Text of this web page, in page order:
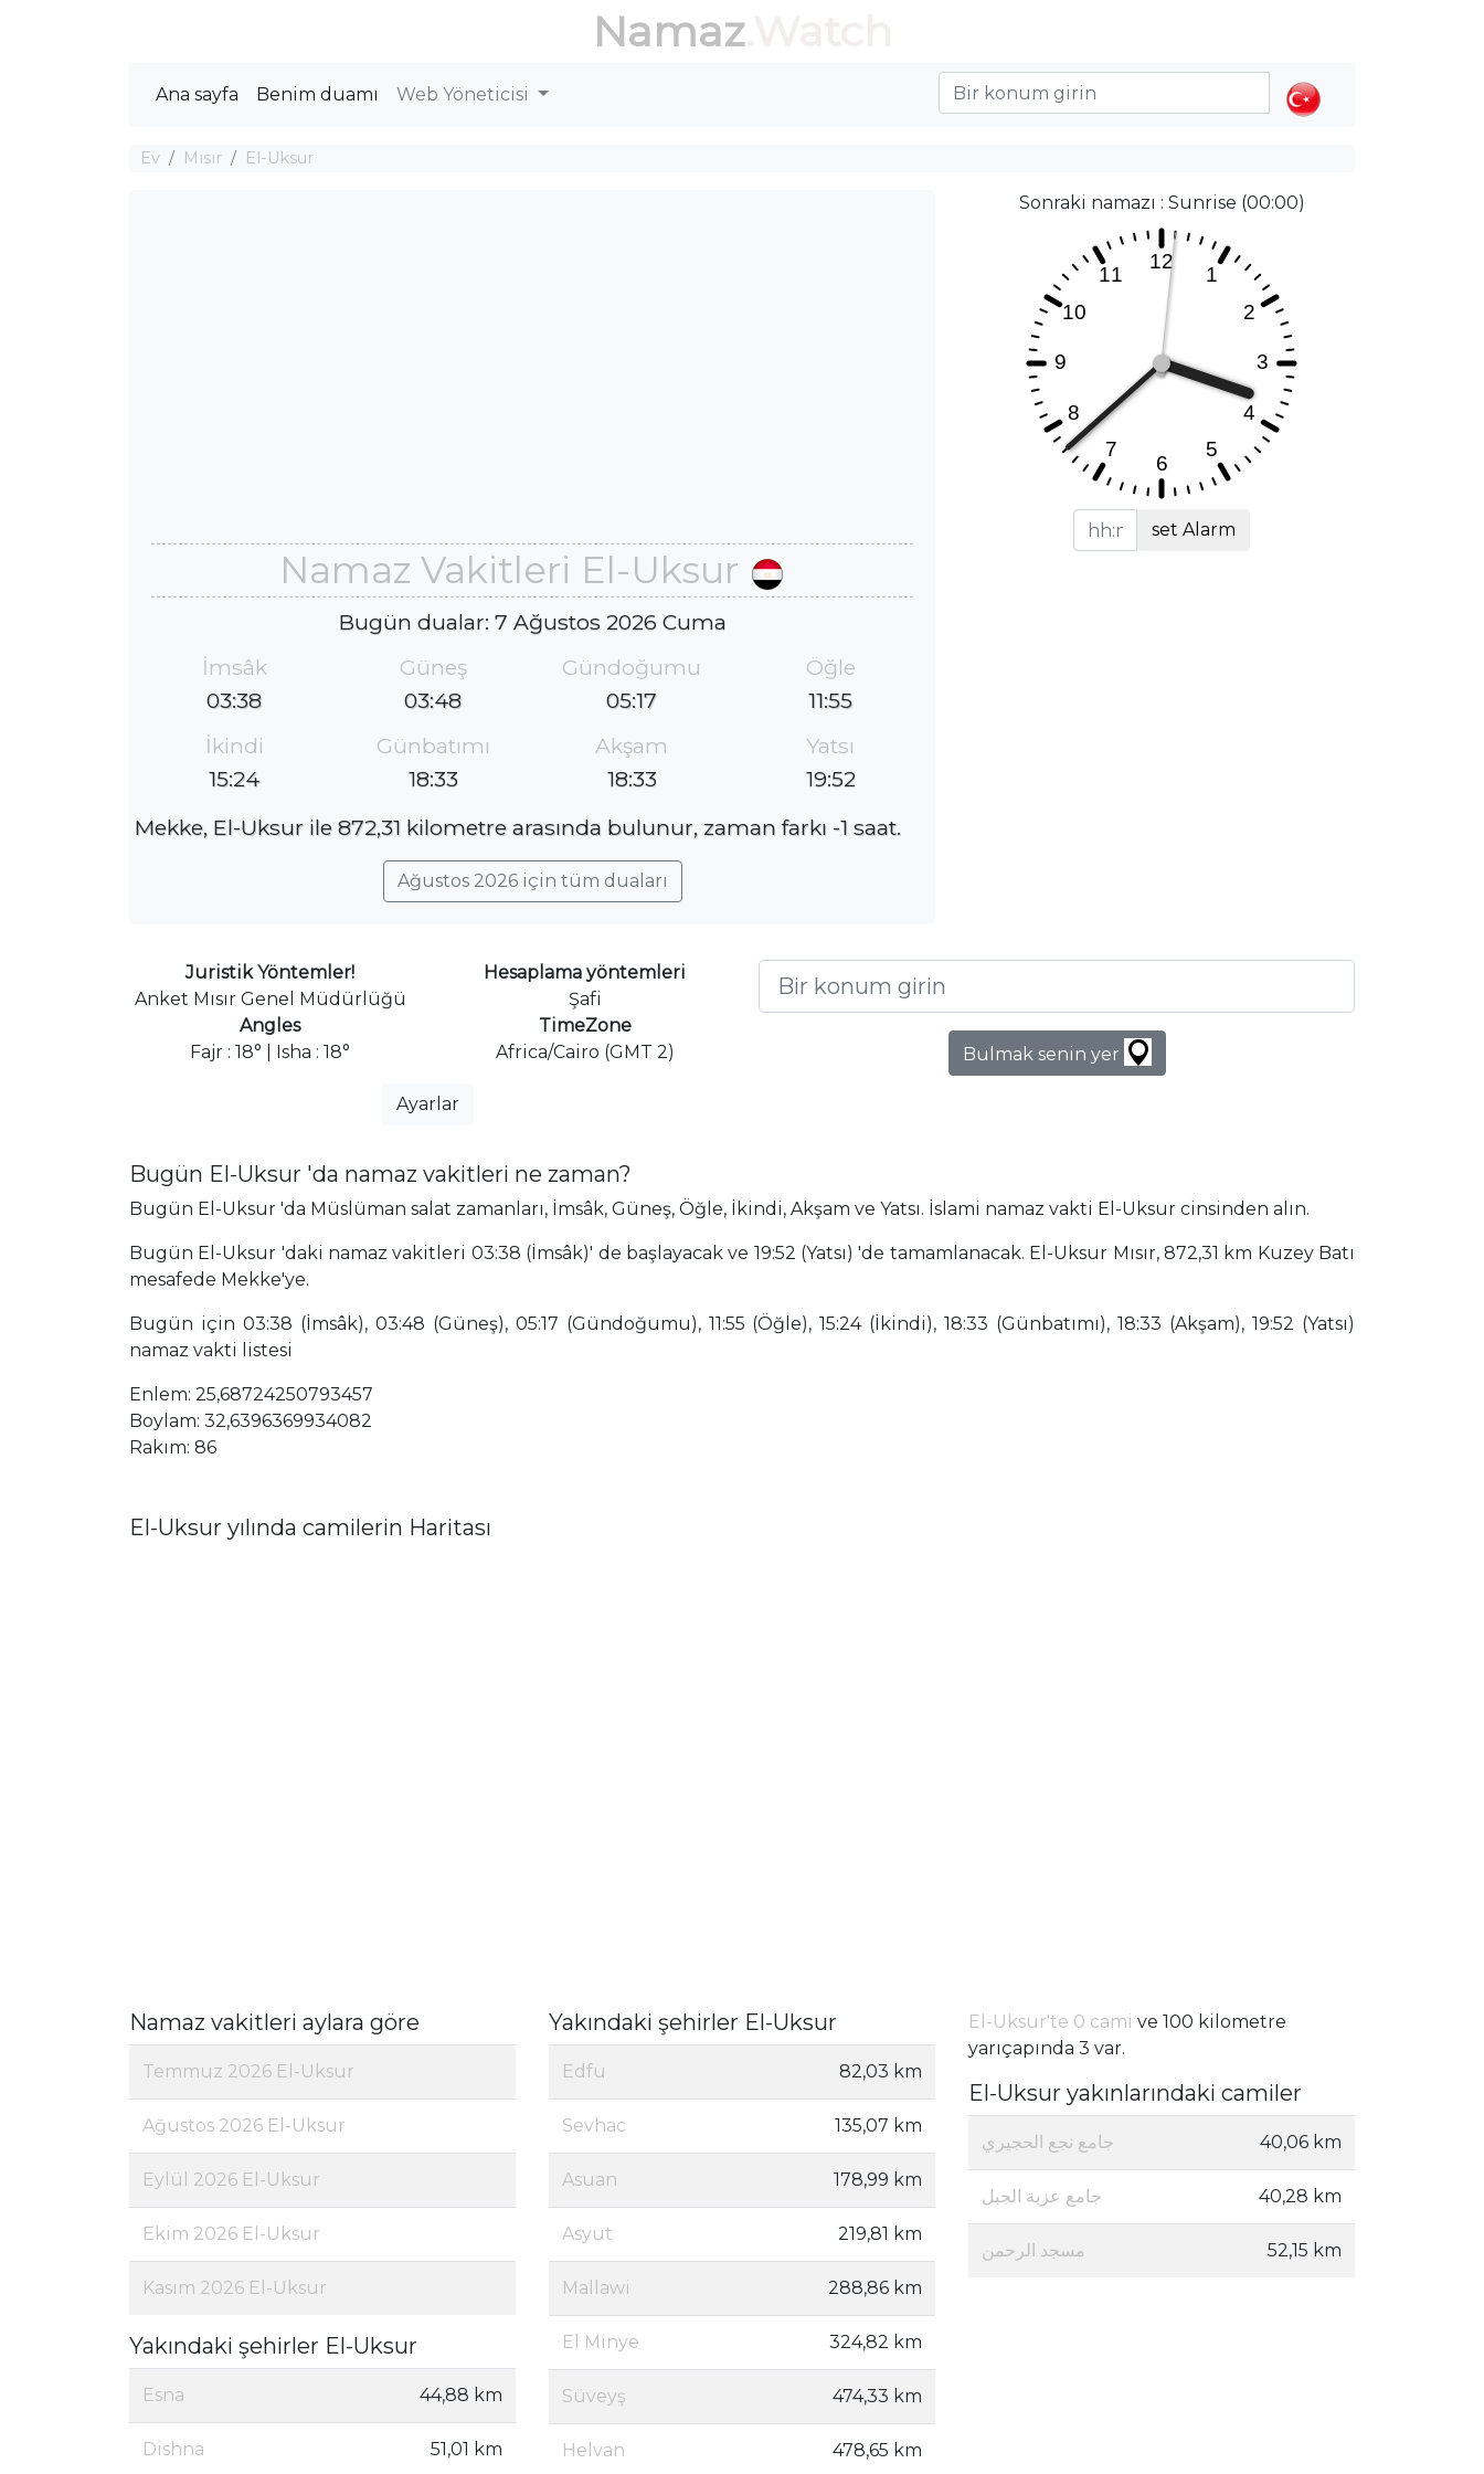
Namaz.Watch
Ana sayfa Benim duamı Web Yöneticisi
Ev Mısır El-Uksur
Namaz Vakitleri El-Uksur
Bugün dualar: 7 Ağustos 2026 Cuma
İmsâk
03:38
Güneş
03:48
Gündoğumu
05:17
Öğle
11:55
İkindi
15:24
Günbatımı
18:33
Akşam
18:33
Yatsı
19:52
Mekke, El-Uksur ile 872,31 kilometre arasında bulunur, zaman farkı -1 saat.
Ağustos 2026 için tüm duaları
Sonraki namazı : Sunrise (00:00)
set Alarm
Juristik Yöntemler!
Anket Mısır Genel Müdürlüğü
Hesaplama yöntemleri
Şafi
Angles
Fajr : 18° | Isha : 18°
TimeZone
Africa/Cairo (GMT 2)
Ayarlar
Bulmak senin yer
Bugün El-Uksur 'da namaz vakitleri ne zaman?
Bugün El-Uksur 'da Müslüman salat zamanları, İmsâk, Güneş, Öğle, İkindi, Akşam ve Yatsı. İslami namaz vakti El-Uksur cinsinden alın.
Bugün El-Uksur 'daki namaz vakitleri 03:38 (İmsâk)' de başlayacak ve 19:52 (Yatsı) 'de tamamlanacak. El-Uksur Mısır, 872,31 km Kuzey Batı
mesafede Mekke'ye.
Bugün için 03:38 (İmsâk), 03:48 (Güneş), 05:17 (Gündoğumu), 11:55 (Öğle), 15:24 (İkindi), 18:33 (Günbatımı), 18:33 (Akşam), 19:52 (Yatsı)
namaz vakti listesi
Enlem: 25,68724250793457
Boylam: 32,6396369934082
Rakım: 86
El-Uksur yılında camilerin Haritası
Namaz vakitleri aylara göre
Temmuz 2026 El-Uksur
Ağustos 2026 El-Uksur
Eylül 2026 El-Uksur
Ekim 2026 El-Uksur
Kasım 2026 El-Uksur
Yakındaki şehirler El-Uksur
Esna 44,88 km
Dishna 51,01 km
Yakındaki şehirler El-Uksur
Edfu 82,03 km
Sevhac 135,07 km
Asuan 178,99 km
Asyut 219,81 km
Mallawi 288,86 km
El Minye 324,82 km
Süveyş 474,33 km
Helvan 478,65 km
El-Uksur'te 0 cami ve 100 kilometre
yarıçapında 3 var.
El-Uksur yakınlarındaki camiler
جامع نجع الحجيري 40,06 km
جامع عزبة الجبل 40,28 km
مسجد الرحمن 52,15 km